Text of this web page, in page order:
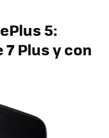
5:
Plus y con